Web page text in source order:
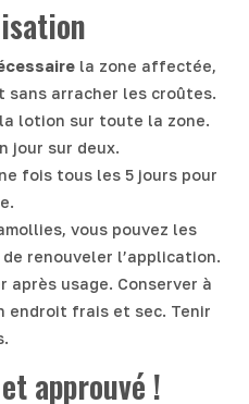
la zone affectée,
sans arracher les croûtes.
lotion sur toute la zone.
jour sur deux.
fois tous les 5 jours pour
vous pouvez les
renouveler l’application.
après usage. Conserver à
endroit frais et sec. Tenir
approuvé !